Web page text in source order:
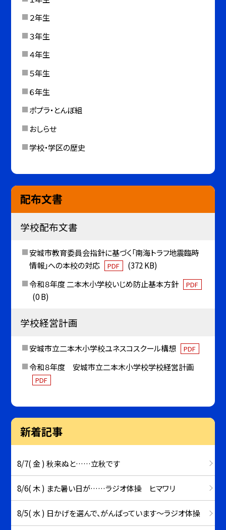
２年生
３年生
４年生
５年生
６年生
ポプラ・とんぼ組
おしらせ
学校・学区の歴史
配布文書
学校配布文書
安城市教育委員会指針に基づく「南海トラフ地震臨時
情報」への本校の対応
PDF
(372 KB)
令和８年度 二本木小学校いじめ防止基本方針
PDF
(0 B)
学校経営計画
安城市立二本木小学校ユネスコスクール構想 PDF
令和８年度 安城市立二本木小学校学校経営計画
PDF
新着記事
8/7( 金 ) 秋来ぬと……立秋です
8/6( 木 ) また暑い日が……ラジオ体操 ヒマワリ
8/5( 水 ) 日かげを選んで、がんばっています～ラジオ体操